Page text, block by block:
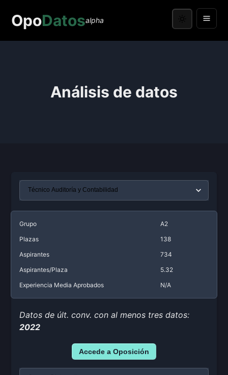
OpoDatosalpha
Análisis de datos
Grupo
A2
Plazas
138
Aspirantes
734
Aspirantes/Plaza
5.32
Experiencia Media Aprobados
N/A
Datos de últ. conv. con al menos tres datos:
2022
Accede a Oposición